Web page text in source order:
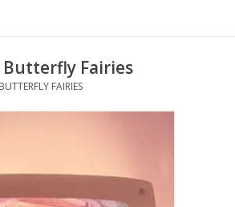
Butterfly Fairies
FAIRIES